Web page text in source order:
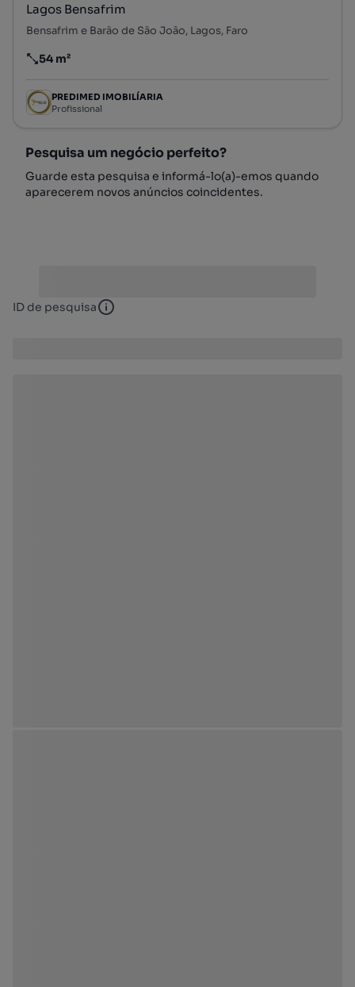
Lagos Bensafrim
Bensafrim e Barão de São João, Lagos, Faro
Preço por metro quadrado
54 m²
PREDIMED IMOBILÍARIA
Profissional
Pesquisa um negócio perfeito?
Guarde esta pesquisa e informá-lo(a)-emos quando
aparecerem novos anúncios coincidentes.
ID de pesquisa ID de pesquisa